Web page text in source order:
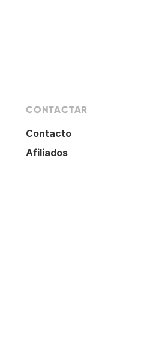
CONTACTAR
Contacto
Afiliados